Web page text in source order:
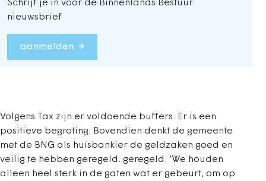
Schrijf je in voor de Binnenlands Bestuur
nieuwsbrief
aanmelden
Volgens Tax zijn er voldoende buffers. Er is een
positieve begroting. Bovendien denkt de gemeente
met de BNG als huisbankier de geldzaken goed en
veilig te hebben geregeld. geregeld. ‘We houden
alleen heel sterk in de gaten wat er gebeurt, om op